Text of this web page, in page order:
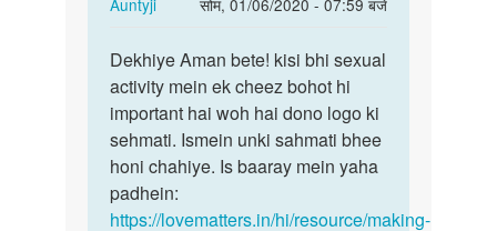
to
Hello
auntyji
aunty
mera…
by
Aman
Dekhiye
Aman
bete!
kisi
bhi…
Dekhiye Aman bete! kisi bhi sexual
activity mein ek cheez bohot hi
important hai woh hai dono logo ki
sehmati. Ismein unki sahmati bhee
honi chahiye. Is baaray mein yaha
padhein:
https://lovematters.in/hi/resource/making-